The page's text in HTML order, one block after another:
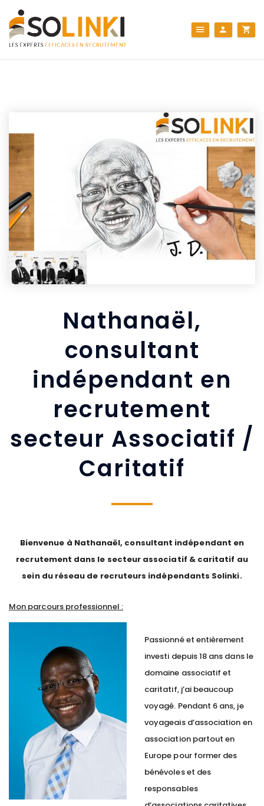
Nathanaël,
consultant
indépendant en
recrutement
secteur Associatif /
Caritatif
Bienvenue à Nathanaël, consultant indépendant en
recrutement dans le secteur associatif & caritatif au
sein du réseau de recruteurs indépendants Solinki.
Mon parcours professionnel :
Passionné et entièrement
investi depuis 18 ans dans le
domaine associatif et
caritatif, j’ai beaucoup
voyagé. Pendant 6 ans, je
voyageais d’association en
association partout en
Europe pour former des
bénévoles et des
responsables